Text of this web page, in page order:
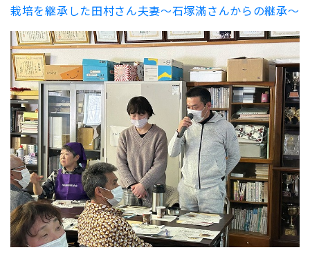
栽培を継承した田村さん夫妻～石塚滿さんからの継承～